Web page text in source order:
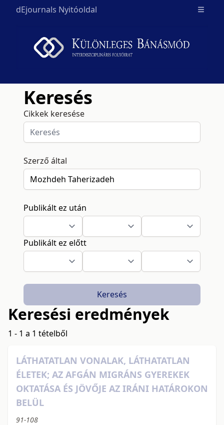
dEjournals Nyitóoldal Open
Keresés
Cikkek keresése
Szerző által
Publikált ez után
Publikált ez előtt
Keresés
Keresési eredmények
1 - 1 a 1 tételből
LÁTHATATLAN VONALAK, LÁTHATATLAN
ÉLETEK; AZ AFGÁN MIGRÁNS GYEREKEK
OKTATÁSA ÉS JÖVŐJE AZ IRÁNI HATÁROKON
BELÜL
91-108